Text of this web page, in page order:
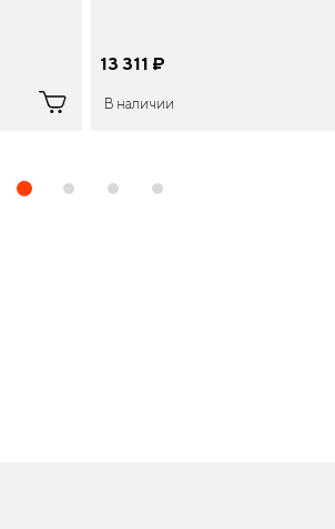
13 311 ¤
В наличии